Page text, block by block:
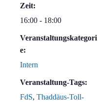
Zeit:
16:00 - 18:00
Veranstaltungskategori
e:
Intern
Veranstaltung-Tags:
FdS, Thaddäus-Toll-